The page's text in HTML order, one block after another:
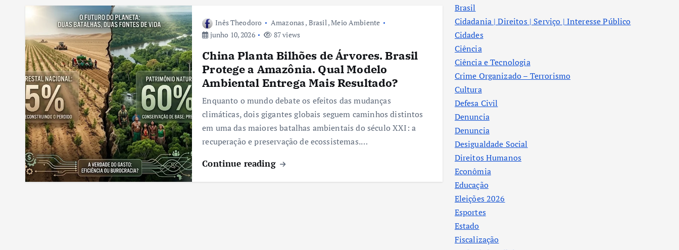
Inês Theodoro Amazonas, Brasil,Meio Ambiente
junho 10, 2026
87 views
China Planta Bilhões de Árvores. Brasil
Protege a Amazônia. Qual Modelo
Ambiental Entrega Mais Resultado?
Enquanto o mundo debate os efeitos das mudanças
climáticas, dois gigantes globais seguem caminhos distintos
em uma das maiores batalhas ambientais do século XXI: a
recuperação e preservação de ecossistemas.…
Continue reading
Brasil
Cidadania | Direitos | Serviço | Interesse Público
Cidades
Ciência
Ciência e Tecnologia
Crime Organizado – Terrorismo
Cultura
Defesa Civil
Denuncia
Denuncia
Desigualdade Social
Direitos Humanos
Econômia
Educação
Eleições 2026
Esportes
Estado
Fiscalização